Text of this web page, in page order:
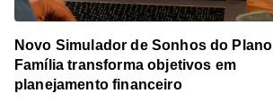
Novo Simulador de Sonhos do Plano
Família transforma objetivos em
planejamento financeiro